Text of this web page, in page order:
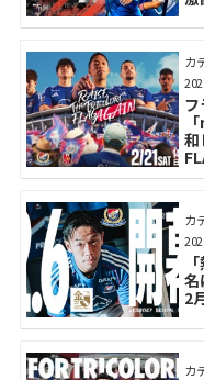
カ
和
カ
名
2
カ